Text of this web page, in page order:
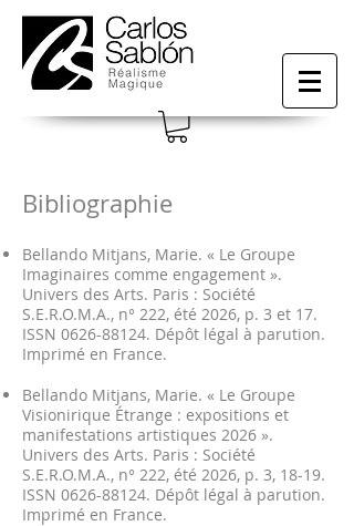
Bibliographie
Bellando Mitjans, Marie. « Le Groupe
Imaginaires comme engagement ».
Univers des Arts. Paris : Société
S.E.R.O.M.A., n° 222, été 2026, p. 3 et 17.
ISSN 0626-88124. Dépôt légal à parution.
Imprimé en France.
Bellando Mitjans, Marie. « Le Groupe
Visionirique Étrange : expositions et
manifestations artistiques 2026 ».
Univers des Arts. Paris : Société
S.E.R.O.M.A., n° 222, été 2026, p. 3, 18-19.
ISSN 0626-88124. Dépôt légal à parution.
Imprimé en France.